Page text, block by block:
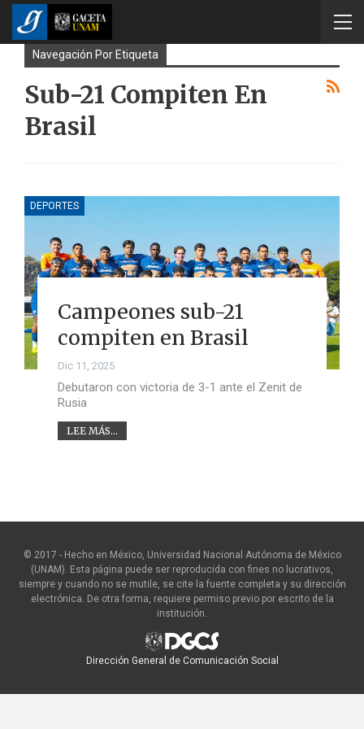
Navegación Por Etiqueta
Sub-21 Compiten En
Brasil
DEPORTES
Campeones sub-21
compiten en Brasil
Dic 11, 2025
Debutaron con victoria de 3-1 ante el Zenit de
Rusia
LEE MÁS...
© 2017 - Hecho en México, Universidad Nacional Autónoma de México
(UNAM). Esta página puede ser reproducida con fines no lucrativos,
siempre y cuando no se mutile, se cite la fuente completa y su dirección
electrónica. De otra forma, requiere permiso previo por escrito de la
institución.
Dirección General de Comunicación Social